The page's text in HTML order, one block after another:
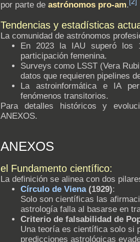
por parte de astrónomos pro-am.
Tendencias y estadísticas
La comunidad de astrónomos
En 2023 la IAU superó los
participación femenina.
Surveys como LSST (Vera
datos que requieren pipelines
La astroinformática e IA
fenómenos transitorios.
Para detalles históricos y
ANEXOS.
ANEXOS
el Fundamento científico:
La definición se alinea con dos
Círculo de Viena(1929):
Solo son científicas las
astrología falla al basarse en
Criterio de falsabilidad de
Una teoría es científica solo si
predicciones astrológicas